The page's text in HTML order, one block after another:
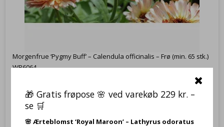
Morgenfrue ‘Pygmy Buff’ – Calendula officinalis – Frø (min. 65 stk.)
WB6064
‘Pygmy Buff’, Morgenfrue – Calendula officinalis – Frø (min. 65 stk.)
34,95 DKK
🎁 Gratis frøpose 🌸 ved varekøb 229 kr. –
se 🛒
🌸 Ærteblomst ‘Royal Maroon’ – Lathyrus odoratus